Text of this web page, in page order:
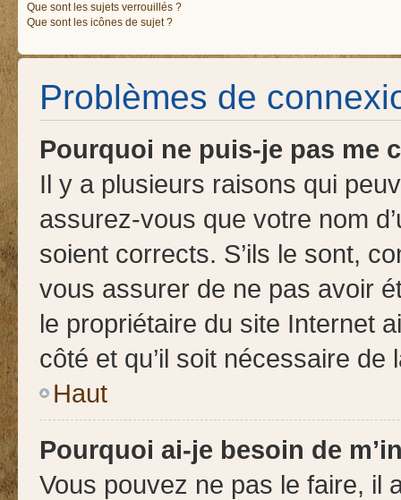
Que sont les sujets verrouillés ?
Que sont les icônes de sujet ?
Problèmes de
Pourquoi ne puis-je pas me
Il y a plusieurs raisons qui
assurez-vous que votre nom
soient corrects. S’ils le sont,
vous assurer de ne pas avoir
le propriétaire du site Internet
côté et qu’il soit nécessaire de
Haut
Pourquoi ai-je besoin de
Vous pouvez ne pas le faire, il